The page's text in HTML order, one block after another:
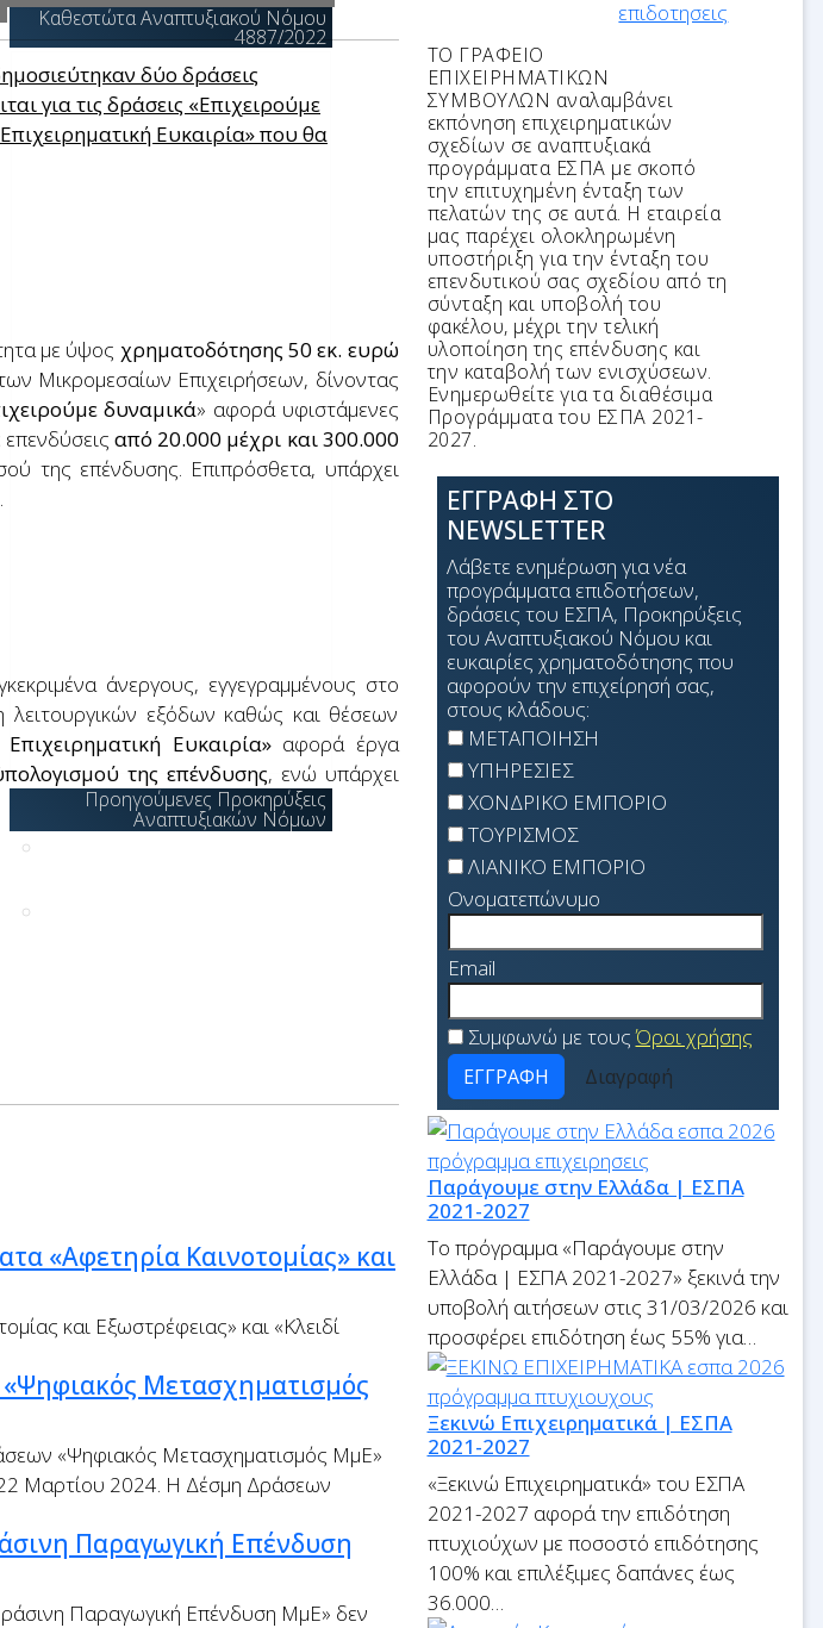
Καθεστώτα Αναπτυξιακού Νόμου
4887/2022
Μεταποίηση - Εφοδιαστική
αλυσίδα
Επιχειρηματικότητα 360ο
καινοτομία
Νέο Επιχειρείν
Αγροδιατροφή πρωτογενής
παραγωγή και μεταποίηση
επιχειρήσεων
Ψηφιακός μετασχηματισμός
των επιχειρήσεων
Προηγούμενες Προκηρύξεις
Αναπτυξιακών Νόμων
δύο δράσεις
για τις δράσεις «Επιχειρούμε
Ευκαιρία» που θα
με ύψος χρηματοδότησης 50 εκ. ευρώ
Μικρομεσαίων Επιχειρήσεων, δίνοντας
δυναμικά» αφορά υφιστάμενες
επενδύσεις από 20.000 μέχρι και 300.000
της επένδυσης. Επιπρόσθετα, υπάρχει
άνεργους, εγγεγραμμένους στο
εξόδων καθώς και θέσεων
Επιχειρηματική Ευκαιρία»αφορά έργα
της επένδυσης, ενώ υπάρχει
«Αφετηρία Καινοτομίας» και
και Εξωστρέφειας» και «Κλειδί
Μετασχηματισμός
«Ψηφιακός Μετασχηματισμός ΜμΕ»
Μαρτίου 2024. Η Δέσμη Δράσεων
Παραγωγική Επένδυση
Παραγωγική Επένδυση ΜμΕ» δεν
ΤΟ ΓΡΑΦΕΙΟ
ΕΠΙΧΕΙΡΗΜΑΤΙΚΩΝ
ΣΥΜΒΟΥΛΩΝ αναλαμβάνει
εκπόνηση επιχειρηματικών
σχεδίων σε αναπτυξιακά
προγράμματα ΕΣΠΑ με σκοπό
την επιτυχημένη ένταξη των
πελατών της σε αυτά. Η εταιρεία
μας παρέχει ολοκληρωμένη
υποστήριξη για την ένταξη του
επενδυτικού σας σχεδίου από τη
σύνταξη και υποβολή του
φακέλου, μέχρι την τελική
υλοποίηση της επένδυσης και
την καταβολή των ενισχύσεων.
Ενημερωθείτε για τα διαθέσιμα
Προγράμματα του ΕΣΠΑ 2021-
2027.
ΕΓΓΡΑΦΗ ΣΤΟ
NEWSLETTER
Λάβετε ενημέρωση για νέα
προγράμματα επιδοτήσεων,
δράσεις του ΕΣΠΑ, Προκηρύξεις
του Αναπτυξιακού Νόμου και
ευκαιρίες χρηματοδότησης που
αφορούν την επιχείρησή σας,
στους κλάδους:
ΜΕΤΑΠΟΙΗΣΗ
ΥΠΗΡΕΣΙΕΣ
ΧΟΝΔΡΙΚΟ ΕΜΠΟΡΙΟ
ΤΟΥΡΙΣΜΟΣ
ΛΙΑΝΙΚΟ ΕΜΠΟΡΙΟ
Ονοματεπώνυμο
Email
Συμφωνώ με τουςΌροι χρήσης
ΕΓΓΡΑΦΗ Διαγραφή
Παράγουμε στην Ελλάδα | ΕΣΠΑ
2021-2027
Το πρόγραμμα «Παράγουμε στην
Ελλάδα | ΕΣΠΑ 2021-2027» ξεκινά την
υποβολή αιτήσεων στις 31/03/2026 και
προσφέρει επιδότηση έως 55% για…
Ξεκινώ Επιχειρηματικά | ΕΣΠΑ
2021-2027
«Ξεκινώ Επιχειρηματικά» του ΕΣΠΑ
2021-2027 αφορά την επιδότηση
πτυχιούχων με ποσοστό επιδότησης
100% και επιλέξιμες δαπάνες έως
36.000…